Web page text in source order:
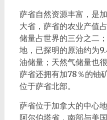
萨省自然资源丰富，是
大省，萨省的农业产值
储量占世界的三分之二
地，已探明的原油约为
油储量；天然气储量也
萨省还拥有加78％的铀
位于萨省北部。
萨省位于加拿大的中心
阿尔伯塔省，南部与美